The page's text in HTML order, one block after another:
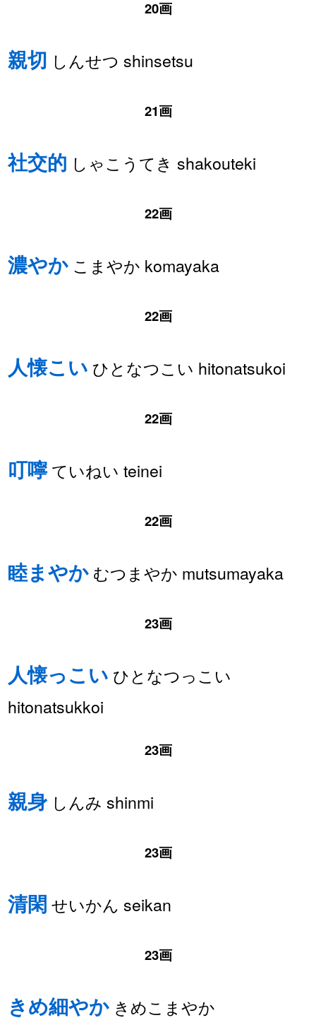
20画
親切 しんせつ shinsetsu
21画
社交的 しゃこうてき shakouteki
22画
濃やか こまやか komayaka
22画
人懐こい ひとなつこい hitonatsukoi
22画
叮嚀ていねい teinei
22画
睦まやか むつまやか mutsumayaka
23画
人懐っこい ひとなつっこい
hitonatsukkoi
23画
親身 しんみ shinmi
23画
清閑 せいかん seikan
23画
きめ細やか きめこまやか